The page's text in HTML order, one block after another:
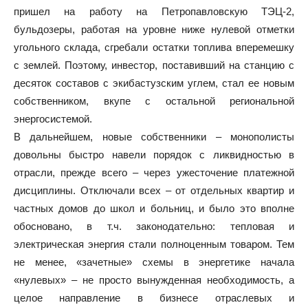
пришел на работу на Петропавловскую ТЭЦ-2,
бульдозеры, работая на уровне ниже нулевой отметки
угольного склада, сгребали остатки топлива вперемешку
с землей. Поэтому, инвестор, поставивший на станцию с
десяток составов с экибастузским углем, стал ее новым
собственником, вкупе с остальной региональной
энергосистемой.
В дальнейшем, новые собственники – монополисты
довольны быстро навели порядок с ликвидностью в
отрасли, прежде всего – через ужесточение платежной
дисциплины. Отключали всех – от отдельных квартир и
частных домов до школ и больниц, и было это вполне
обосновано, в т.ч. законодательно: тепловая и
электрическая энергия стали полноценным товаром. Тем
не менее, «зачетные» схемы в энергетике начала
«нулевых» – не просто вынужденная необходимость, а
целое направление в бизнесе отраслевых и